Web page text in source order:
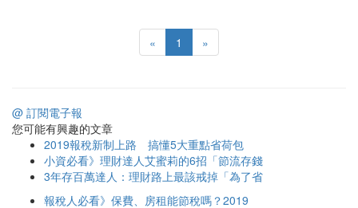
« 1 »
@ 訂閱電子報
您可能有興趣的文章
2019報稅新制上路 搞懂5大重點省荷包
小資必看》理財達人艾蜜莉的6招「節流存錢
3年存百萬達人：理財路上最該戒掉「為了省
報稅人必看》保費、房租能節稅嗎？2019